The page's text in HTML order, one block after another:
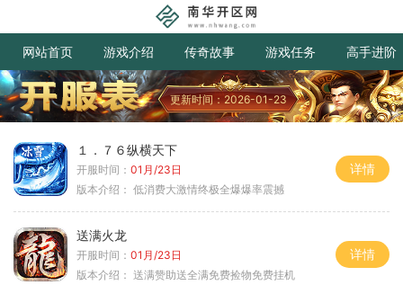
网站首页 游戏介绍 传奇故事 游戏任务 高手进阶
更新时间：2026-01-23
１．７６纵横天下
开服时间： 01月/23日
版本介绍： 低消费大激情终极全爆爆率震撼
详情
送满火龙
开服时间： 01月/23日
版本介绍： 送满赞助送全满免费捡物免费挂机
详情